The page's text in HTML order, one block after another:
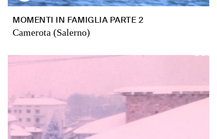
MOMENTI IN FAMIGLIA PARTE 2
Camerota (Salerno)